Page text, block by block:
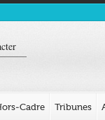
Cadre Tribunes